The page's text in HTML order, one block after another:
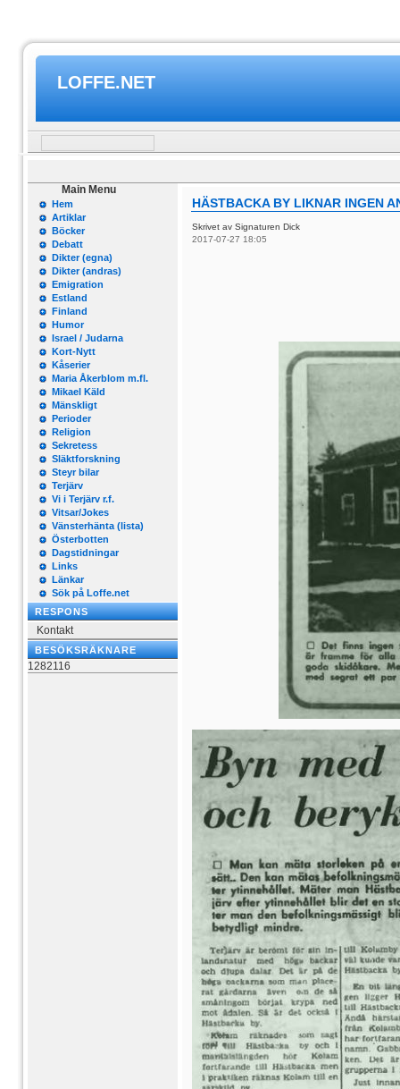
LOFFE.NET
Main Menu
Hem
Artiklar
Böcker
Debatt
Dikter (egna)
Dikter (andras)
Emigration
Estland
Finland
Humor
Israel / Judarna
Kort-Nytt
Kåserier
Maria Åkerblom m.fl.
Mikael Käld
Mänskligt
Perioder
Religion
Sekretess
Släktforskning
Steyr bilar
Terjärv
Vi i Terjärv r.f.
Vitsar/Jokes
Vänsterhänta (lista)
Österbotten
Dagstidningar
Links
Länkar
Sök på Loffe.net
RESPONS
Kontakt
BESÖKSRÄKNARE
1282116
HÄSTBACKA BY LIKNAR INGEN
Skrivet av Signaturen Dick
2017-07-27 18:05